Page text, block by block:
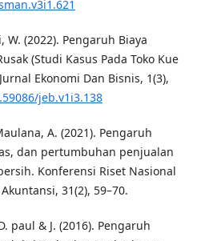
W. (2022). Pengaruh Biaya
(Studi Kasus Pada Toko Kue
Ekonomi Dan Bisnis, 1(3),
jeb.v1i3.138
A. (2021). Pengaruh
dan pertumbuhan penjualan
Konferensi Riset Nasional
31(2), 59–70.
paul & J. (2016). Pengaruh